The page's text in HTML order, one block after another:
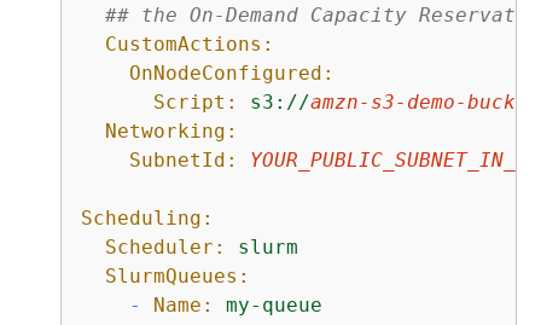
## the On-Demand Capacity
CustomActions:
OnNodeConfigured:
Script:
s3://amzn-s3-demo-bucket
Networking:
SubnetId:
Scheduling:
Scheduler:
slurm
SlurmQueues:
-
Name:
my-queue